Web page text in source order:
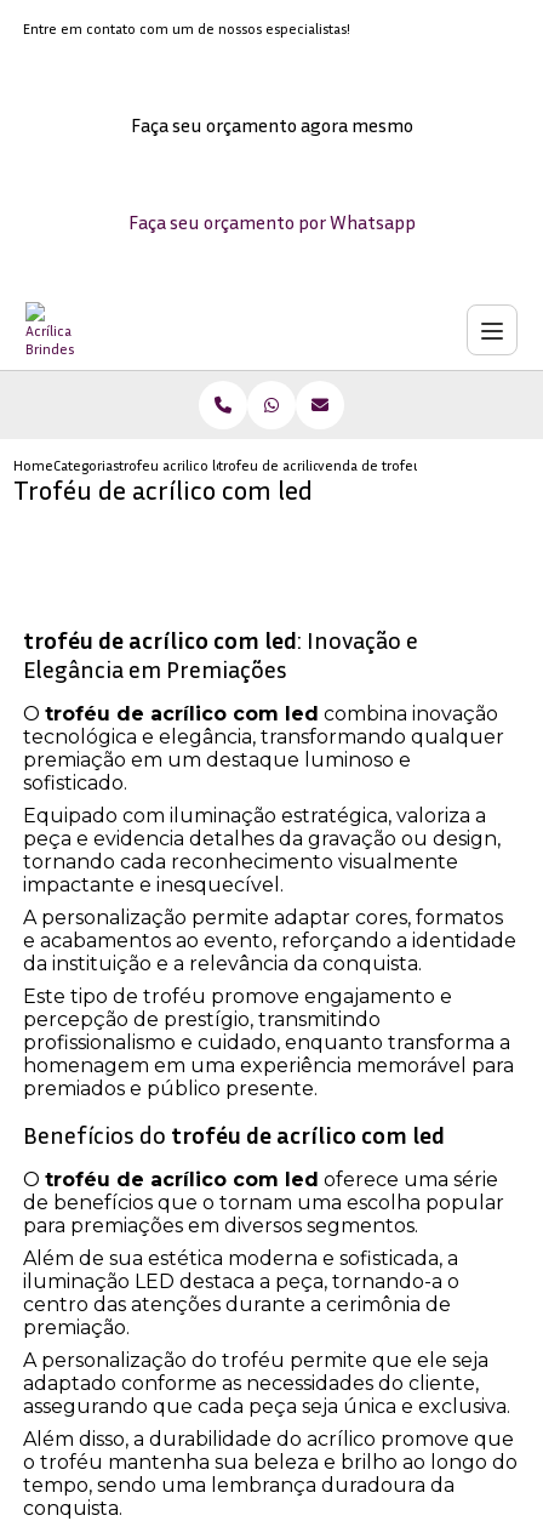
Entre em contato com um de nossos especialistas!
Faça seu orçamento agora mesmo
Faça seu orçamento por Whatsapp
HomeCategoriastrofeu acrilico ledtrofeu de acrilico para eventos sob medida
venda de trofeu corporativo de
Troféu de acrílico com led
troféu de acrílico com led: Inovação e
Elegância em Premiações
Otroféu de acrílico com led combina inovação
tecnológica e elegância, transformando qualquer
premiação em um destaque luminoso e
sofisticado.
Equipado com iluminação estratégica, valoriza a
peça e evidencia detalhes da gravação ou design,
tornando cada reconhecimento visualmente
impactante e inesquecível.
A personalização permite adaptar cores, formatos
e acabamentos ao evento, reforçando a identidade
da instituição e a relevância da conquista.
Este tipo de troféu promove engajamento e
percepção de prestígio, transmitindo
profissionalismo e cuidado, enquanto transforma a
homenagem em uma experiência memorável para
premiados e público presente.
Benefícios do troféu de acrílico com led
Otroféu de acrílico com led oferece uma série
de benefícios que o tornam uma escolha popular
para premiações em diversos segmentos.
Além de sua estética moderna e sofisticada, a
iluminação LED destaca a peça, tornando-a o
centro das atenções durante a cerimônia de
premiação.
A personalização do troféu permite que ele seja
adaptado conforme as necessidades do cliente,
assegurando que cada peça seja única e exclusiva.
Além disso, a durabilidade do acrílico promove que
o troféu mantenha sua beleza e brilho ao longo do
tempo, sendo uma lembrança duradoura da
conquista.